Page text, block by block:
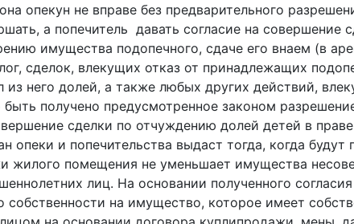
опекун не вправе без предварительного
а попечитель ­ давать согласие на
имущества подопечного, сдаче его внаем (в
сделок, влекущих отказ от принадлежащих
него долей, а также любых других действий,
получено предусмотренное законом
сделки по отчуждению долей детей в
опеки и попечительства выдаст тогда, когда
жилого помещения не уменьшает имущества
лиц. На основании полученного
собственности на имущество, которое имеет